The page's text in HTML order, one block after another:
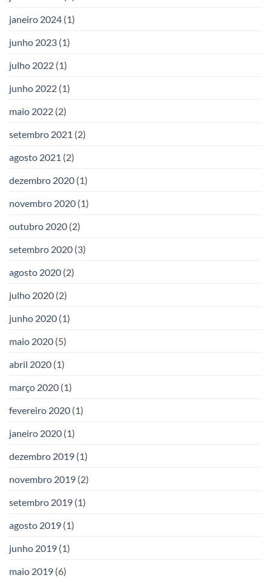
janeiro 2024 (1)
junho 2023 (1)
julho 2022 (1)
junho 2022 (1)
maio 2022 (2)
setembro 2021 (2)
agosto 2021 (2)
dezembro 2020 (1)
novembro 2020 (1)
outubro 2020 (2)
setembro 2020 (3)
agosto 2020 (2)
julho 2020 (2)
junho 2020 (1)
maio 2020 (5)
abril 2020 (1)
março 2020 (1)
fevereiro 2020 (1)
janeiro 2020 (1)
dezembro 2019 (1)
novembro 2019 (2)
setembro 2019 (1)
agosto 2019 (1)
junho 2019 (1)
maio 2019 (6)